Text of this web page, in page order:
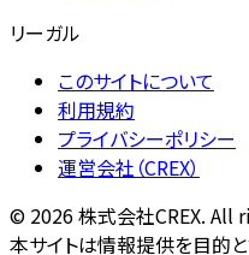
リーガル
このサイトについて
利用規約
プライバシーポリシー
運営会社（CREX）
© 2026株式会社CREX. All
本サイトは情報提供を目的